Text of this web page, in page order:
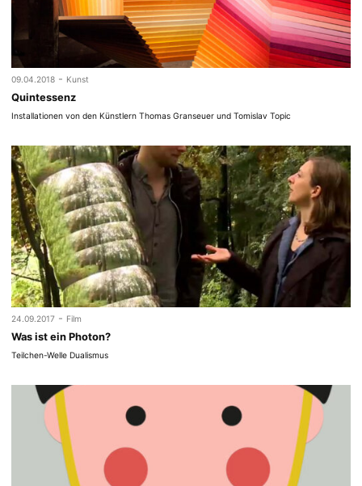
09.04.2018 - Kunst
Quintessenz
Installationen von den Künstlern Thomas Granseuer und Tomislav Topic
24.09.2017 - Film
Was ist ein Photon?
Teilchen-Welle Dualismus